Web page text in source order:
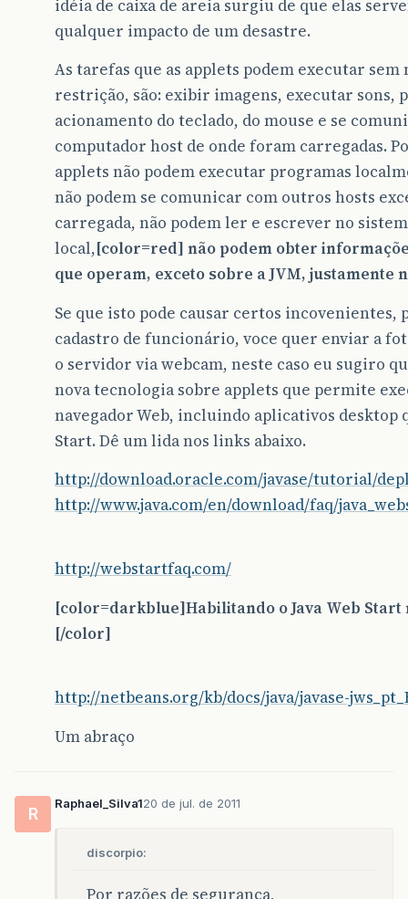
idéia de caixa de areia surgiu de que elas
qualquer impacto de um desastre.
As tarefas que as applets podem executar
restrição, são: exibir imagens, executar sons,
acionamento do teclado, do mouse e se
computador host de onde foram carregadas.
applets não podem executar programas
não podem se comunicar com outros hosts
carregada, não podem ler e escrever no
local,[color=red] não podem obter
que operam, exceto sobre a JVM, justamente
Se que isto pode causar certos incovenientes,
cadastro de funcionário, voce quer enviar a
o servidor via webcam, neste caso eu sugiro
nova tecnologia sobre applets que permite
navegador Web, incluindo aplicativos desktop
Start. Dê um lida nos links abaixo.
http://download.oracle.com/javase/tutorial/
http://www.java.com/en/download/faq/
http://webstartfaq.com/
[color=darkblue]Habilitando o Java Web Start
[/color]
http://netbeans.org/kb/docs/java/javase-
Um abraço
R
Raphael_Silva120 de jul. de 2011
discorpio:
Por razões de segurança,